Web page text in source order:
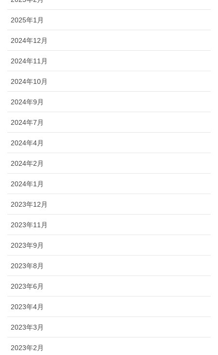
2025年1月
2024年12月
2024年11月
2024年10月
2024年9月
2024年7月
2024年4月
2024年2月
2024年1月
2023年12月
2023年11月
2023年9月
2023年8月
2023年6月
2023年4月
2023年3月
2023年2月